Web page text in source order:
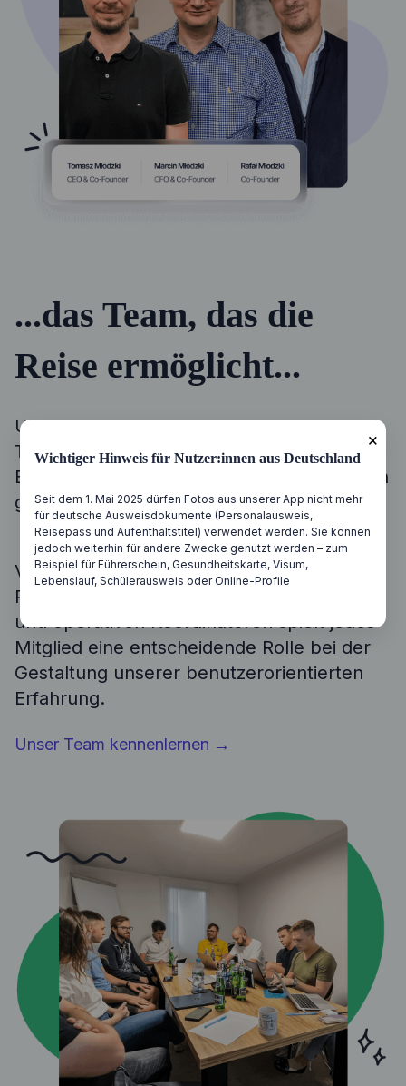
...das Team, das die
Reise ermöglicht...
Unser Erfolg wäre ohne unser talentiertes
Team von Experten nicht möglich, die eine
Brücke zwischen KI-Lösungen und unseren
globalen Kunden schlagen.
Von Marketingexperten über
Produktpioniere bis hin zu IT-Innovatoren
und operativen Koordinatoren spielt jedes
Mitglied eine entscheidende Rolle bei der
Gestaltung unserer benutzerorientierten
Erfahrung.
Unser Team kennenlernen →
×
Wichtiger Hinweis für Nutzer:innen aus Deutschland
Seit dem 1. Mai 2025 dürfen Fotos aus unserer App nicht mehr
für deutsche Ausweisdokumente (Personalausweis,
Reisepass und Aufenthaltstitel) verwendet werden. Sie können
jedoch weiterhin für andere Zwecke genutzt werden – zum
Beispiel für Führerschein, Gesundheitskarte, Visum,
Lebenslauf, Schülerausweis oder Online-Profile